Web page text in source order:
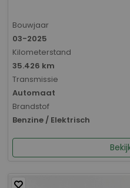
Bouwjaar
03-2025
Kilometerstand
35.426 km
Transmissie
Automaat
Brandstof
Benzine / Elektrisch